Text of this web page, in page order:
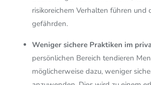
risikoreichem Verhalten führen und
gefährden.
Weniger sichere Praktiken im
persönlichen Bereich tendieren
möglicherweise dazu, weniger